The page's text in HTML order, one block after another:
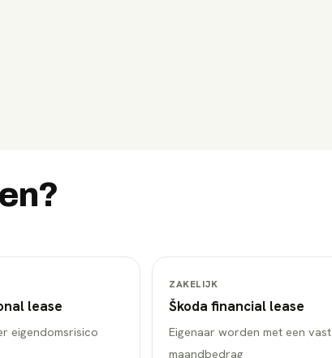
lease
eigendomsrisico
ZAKELIJK
Škoda financial lease
Eigenaar worden met een vast
maandbedrag